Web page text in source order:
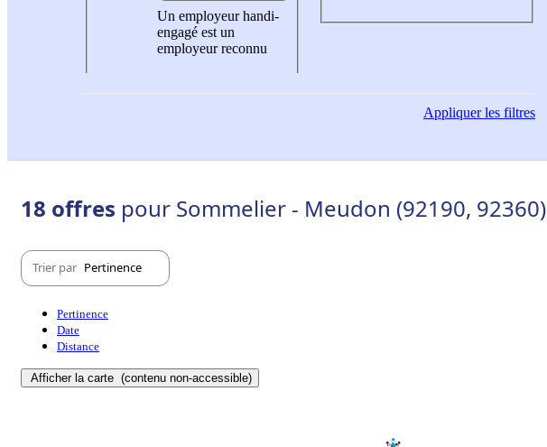
Un employeur handi-
engagé est un
employeur reconnu
Appliquerles filtres
18 offres pour Sommelier - Meudon (92190, 92360)
Trier par Pertinence
Pertinence
Date
Distance
Afficher la carte (contenu non-accessible)